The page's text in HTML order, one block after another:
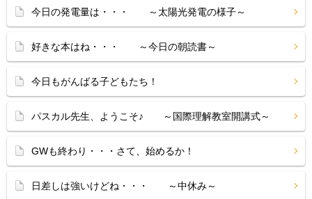
今日の発電量は・・・ ～太陽光発電の様子～
好きな本はね・・・ ～今日の朝読書～
今日もがんばる子どもたち！
パスカル先生、ようこそ♪ ～国際理解教室開講式～
GWも終わり・・・さて、始めるか！
日差しは強いけどね・・・ ～中休み～